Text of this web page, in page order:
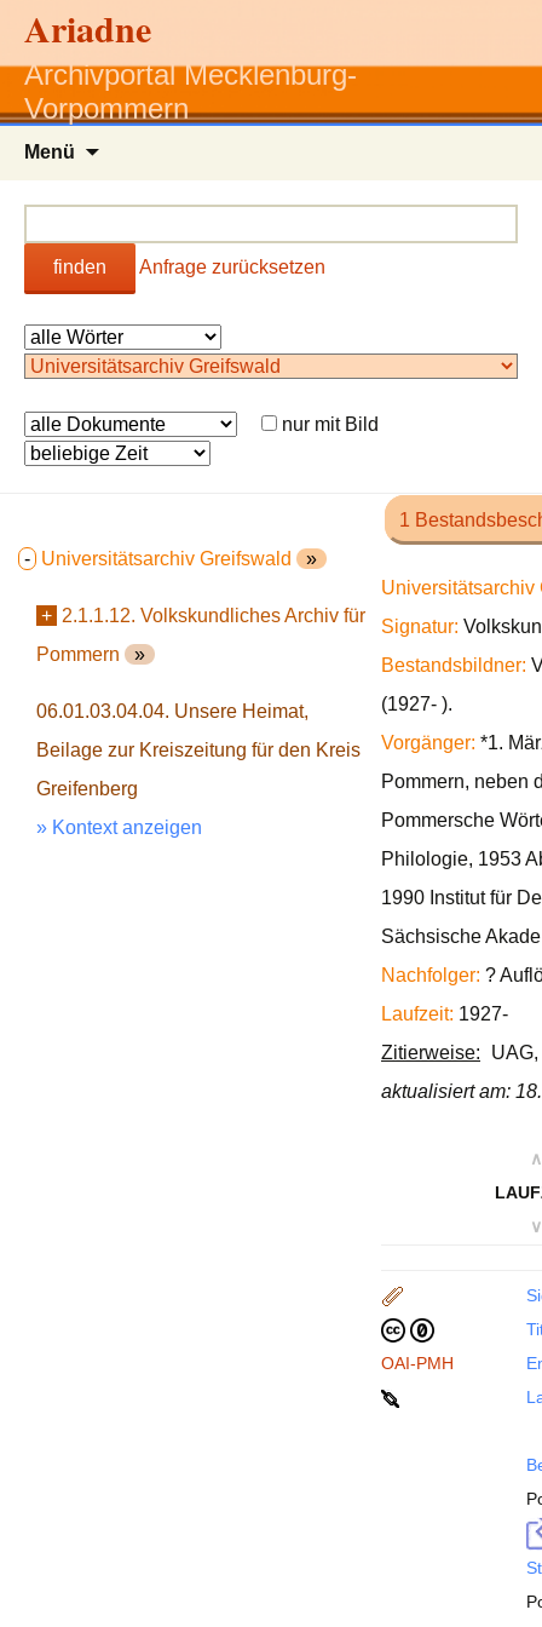
Ariadne
Archivportal Mecklenburg-
Vorpommern
Menü
finden Anfrage zurücksetzen
nur mit Bild
- Universitätsarchiv Greifswald »
+ 2.1.1.12. Volkskundliches Archiv für
Pommern »
06.01.03.04.04. Unsere Heimat,
Beilage zur Kreiszeitung für den Kreis
Greifenberg
» Kontext anzeigen
1
Signatur:
Bestandsbildner:
(1927- ).
Vorgänger: *1.
Pommern, neben
Pommersche
Philologie, 1953
1990 Institut für
Sächsische
Nachfolger: ?
Laufzeit: 1927-
Zitierweise:
aktualisiert am:
∧
∨
OAI-PMH